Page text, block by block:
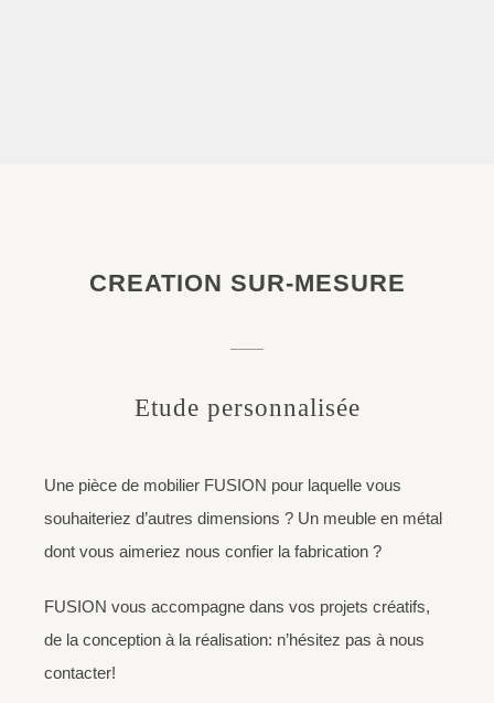
CREATION SUR-MESURE
Etude personnalisée
Une pièce de mobilier FUSION pour laquelle vous
souhaiteriez d’autres dimensions ? Un meuble en métal
dont vous aimeriez nous confier la fabrication ?
FUSION vous accompagne dans vos projets créatifs,
de la conception à la réalisation: n’hésitez pas à nous
contacter!